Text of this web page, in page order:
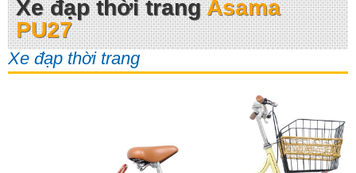
Xe đạp thời trangAsama
PU27
Xe đạp thời trang